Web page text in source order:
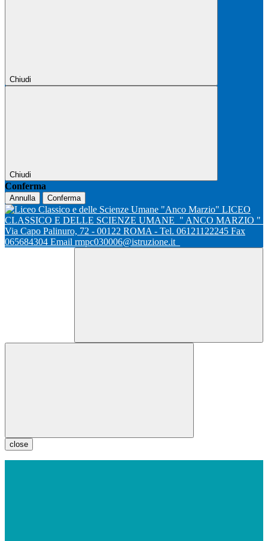
Chiudi
Chiudi
Conferma
Annulla Conferma
LICEO
CLASSICO E DELLE SCIENZE UMANE " ANCO MARZIO "
Via Capo Palinuro, 72 - 00122 ROMA - Tel. 06121122245 Fax
065684304 Email rmpc030006@istruzione.it
close